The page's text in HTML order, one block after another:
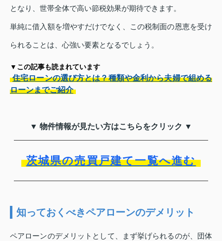
となり、世帯全体で高い節税効果が期待できます。
単純に借入額を増やすだけでなく、この税制面の恩恵を受け
られることは、心強い要素となるでしょう。
▼この記事も読まれています
住宅ローンの選び方とは？種類や金利から夫婦で組める
ローンまでご紹介
▼ 物件情報が見たい方はこちらをクリック ▼
茨城県の売買戸建て一覧へ進む
知っておくべきペアローンのデメリット
ペアローンのデメリットとして、まず挙げられるのが、団体